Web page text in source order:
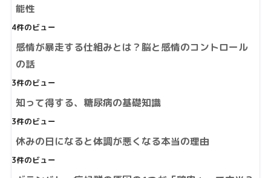
能性
4件のビュー
感情が暴走する仕組みとは？脳と感情のコントロール
の話
3件のビュー
知って得する、糖尿病の基礎知識
3件のビュー
休みの日になると体調が悪くなる本当の理由
3件のビュー